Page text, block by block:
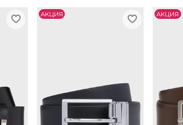
АKЦИЯ АKЦИЯ